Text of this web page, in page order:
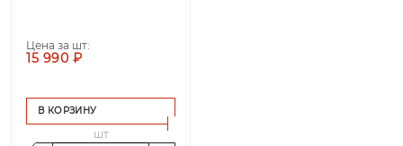
Цена за шт:
15 990 ₽
В КОРЗИНУ
шт